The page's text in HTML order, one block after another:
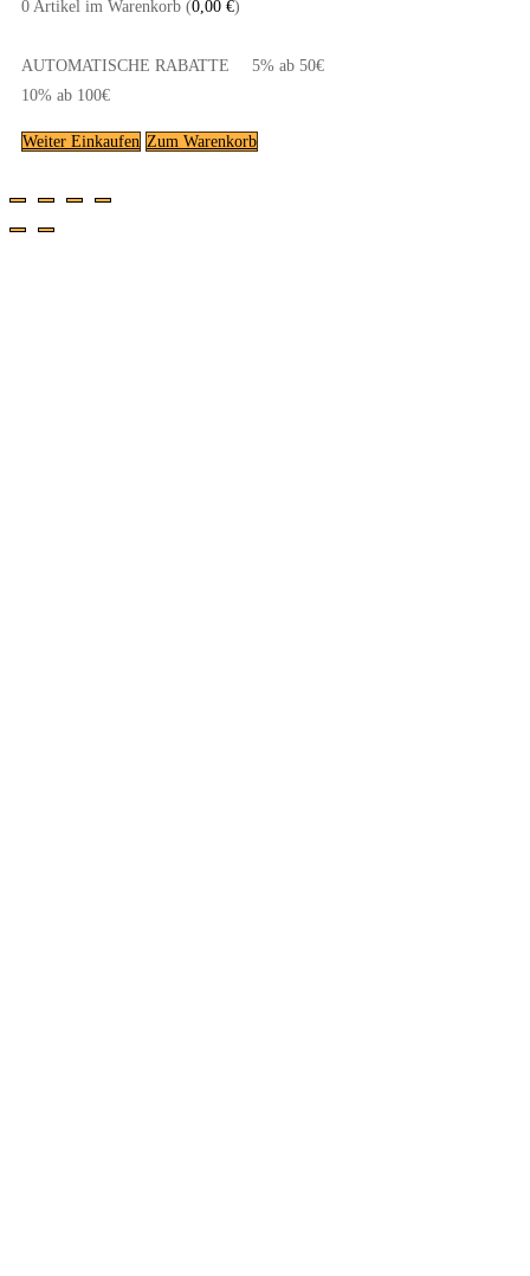
0 Artikel im Warenkorb (0,00 €)
AUTOMATISCHE RABATTE
5% ab 50€
10% ab 100€
Weiter Einkaufen Zum Warenkorb